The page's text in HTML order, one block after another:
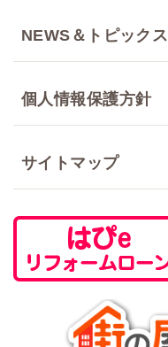
NEWS＆トピックス
個人情報保護方針
サイトマップ